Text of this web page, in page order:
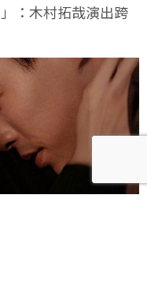
：木村拓哉演出跨